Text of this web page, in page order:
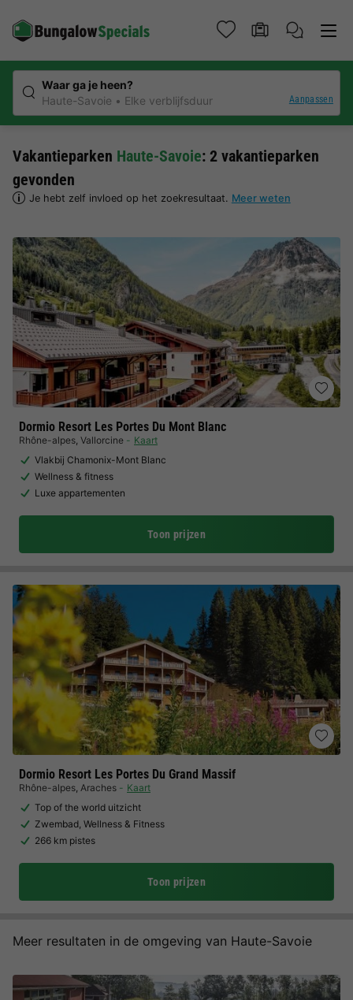
Waar ga je heen?
Haute-Savoie
Elke verblijfsduur Aanpassen
Vakantieparken Haute-Savoie: 2 vakantieparken
gevonden
Je hebt zelf invloed op het zoekresultaat. Meer weten
Dormio Resort Les Portes Du Mont Blanc
Rhône-alpes, Vallorcine
Kaart
Vlakbij Chamonix-Mont Blanc
Wellness & fitness
Luxe appartementen
Toon prijzen
Dormio Resort Les Portes Du Grand Massif
Rhône-alpes, Araches
Kaart
Top of the world uitzicht
Zwembad, Wellness & Fitness
266 km pistes
Toon prijzen
Meer resultaten in de omgeving van Haute-Savoie